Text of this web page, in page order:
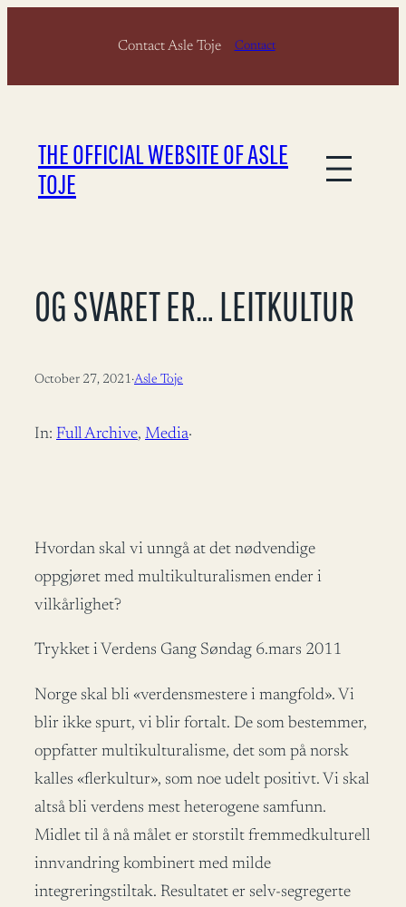
Contact Asle Toje Contact
THE OFFICIAL WEBSITE OF ASLE
TOJE
OG SVARET ER… LEITKULTUR
October 27, 2021·Asle Toje
In: Full Archive, Media·
Hvordan skal vi unngå at det nødvendige
oppgjøret med multikulturalismen ender i
vilkårlighet?
Trykket i Verdens Gang Søndag 6.mars 2011
Norge skal bli «verdensmestere i mangfold». Vi
blir ikke spurt, vi blir fortalt. De som bestemmer,
oppfatter multikulturalisme, det som på norsk
kalles «flerkultur», som noe udelt positivt. Vi skal
altså bli verdens mest heterogene samfunn.
Midlet til å nå målet er storstilt fremmedkulturell
innvandring kombinert med milde
integreringstiltak. Resultatet er selv-segregerte